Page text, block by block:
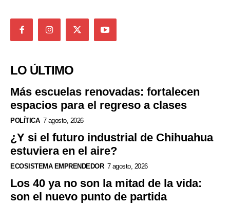
LO ÚLTIMO
Más escuelas renovadas: fortalecen
espacios para el regreso a clases
POLÍTICA 7 agosto, 2026
¿Y si el futuro industrial de Chihuahua
estuviera en el aire?
ECOSISTEMA EMPRENDEDOR 7 agosto, 2026
Los 40 ya no son la mitad de la vida:
son el nuevo punto de partida